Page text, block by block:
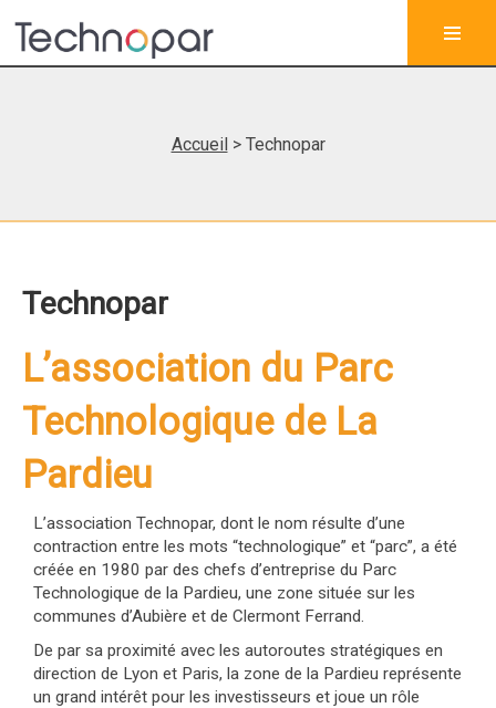
Accueil> Technopar
Technopar
L’association du Parc
Technologique de La
Pardieu
L’association Technopar, dont le nom résulte d’une
contraction entre les mots “technologique” et “parc”, a été
créée en 1980 par des chefs d’entreprise du Parc
Technologique de la Pardieu, une zone située sur les
communes d’Aubière et de Clermont Ferrand.
De par sa proximité avec les autoroutes stratégiques en
direction de Lyon et Paris, la zone de la Pardieu représente
un grand intérêt pour les investisseurs et joue un rôle